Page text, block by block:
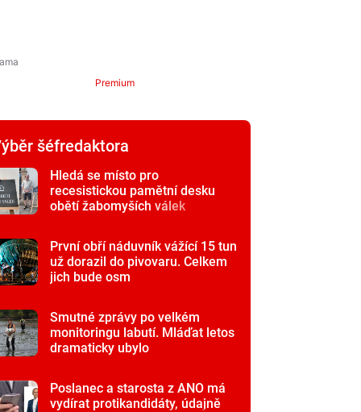
Premium
šéfredaktora
Hledá se místo pro
recesistickou pamětní desku
obětí žabomyších válek
První obří náduvník vážící 15 tun
už dorazil do pivovaru. Celkem
jich bude osm
Smutné zprávy po velkém
monitoringu labutí. Mláďat letos
dramaticky ubylo
Poslanec a starosta z ANO má
vydírat protikandidáty, údajně